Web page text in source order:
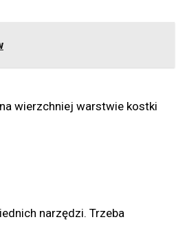
wierzchniej warstwie kostki
narzędzi. Trzeba